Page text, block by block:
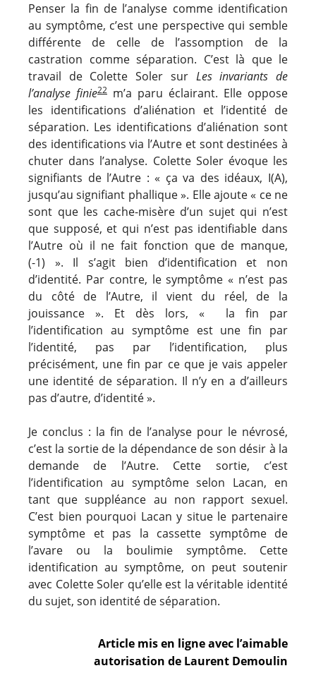
Penser la fin de l’analyse comme identification
au symptôme, c’est une perspective qui semble
différente de celle de l’assomption de la
castration comme séparation. C’est là que le
travail de Colette Soler sur Les invariants de
l’analyse finie22 m’a paru éclairant. Elle oppose
les identifications d’aliénation et l’identité de
séparation. Les identifications d’aliénation sont
des identifications via l’Autre et sont destinées à
chuter dans l’analyse. Colette Soler évoque les
signifiants de l’Autre : « ça va des idéaux, I(A),
jusqu’au signifiant phallique ». Elle ajoute « ce ne
sont que les cache-misère d’un sujet qui n’est
que supposé, et qui n’est pas identifiable dans
l’Autre où il ne fait fonction que de manque,
(-1) ». Il s’agit bien d’identification et non
d’identité. Par contre, le symptôme « n’est pas
du côté de l’Autre, il vient du réel, de la
jouissance ». Et dès lors, « la fin par
l’identification au symptôme est une fin par
l’identité, pas par l’identification, plus
précisément, une fin par ce que je vais appeler
une identité de séparation. Il n’y en a d’ailleurs
pas d’autre, d’identité ».
Je conclus : la fin de l’analyse pour le névrosé,
c’est la sortie de la dépendance de son désir à la
demande de l’Autre. Cette sortie, c’est
l’identification au symptôme selon Lacan, en
tant que suppléance au non rapport sexuel.
C’est bien pourquoi Lacan y situe le partenaire
symptôme et pas la cassette symptôme de
l’avare ou la boulimie symptôme. Cette
identification au symptôme, on peut soutenir
avec Colette Soler qu’elle est la véritable identité
du sujet, son identité de séparation.
Article mis en ligne avec l’aimable
autorisation de Laurent Demoulin